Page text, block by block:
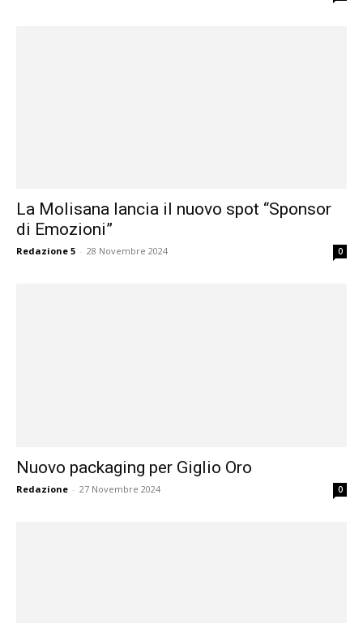
La Molisana lancia il nuovo spot “Sponsor
di Emozioni”
Redazione 5 - 28 Novembre 2024 0
Nuovo packaging per Giglio Oro
Redazione - 27 Novembre 2024 0